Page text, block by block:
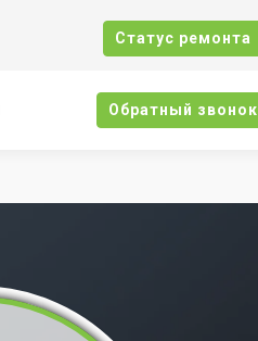
Cтатус ремонта
Oбратный звонок